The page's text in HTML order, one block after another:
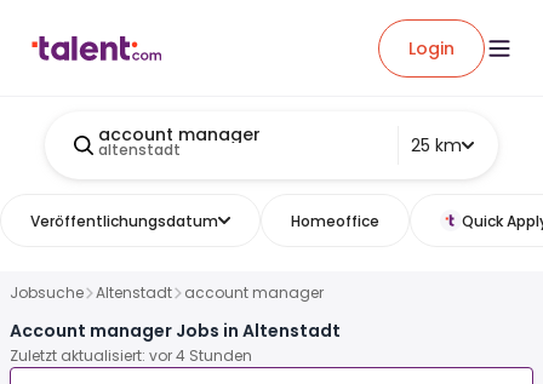
Login
account manager
altenstadt 25 km
Veröffentlichungsdatum Homeoffice Quick
Jobsuche Altenstadt account manager
Account manager Jobs in Altenstadt
Zuletzt aktualisiert: vor 4 Stunden